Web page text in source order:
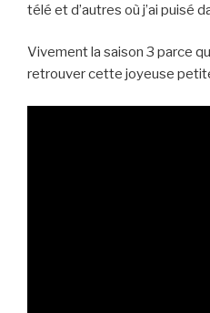
télé et d’autres où j’ai puisé
Vivement la saison 3 parce
retrouver cette joyeuse